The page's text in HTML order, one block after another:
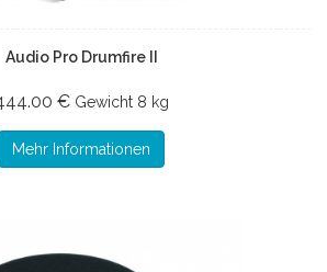
Audio Pro Drumfire II
€ Gewicht 8 kg
Mehr Informationen